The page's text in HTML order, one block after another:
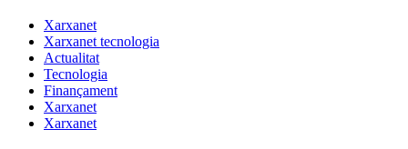
Xarxanet
Xarxanet tecnologia
Actualitat
Tecnologia
Finançament
Xarxanet
Xarxanet